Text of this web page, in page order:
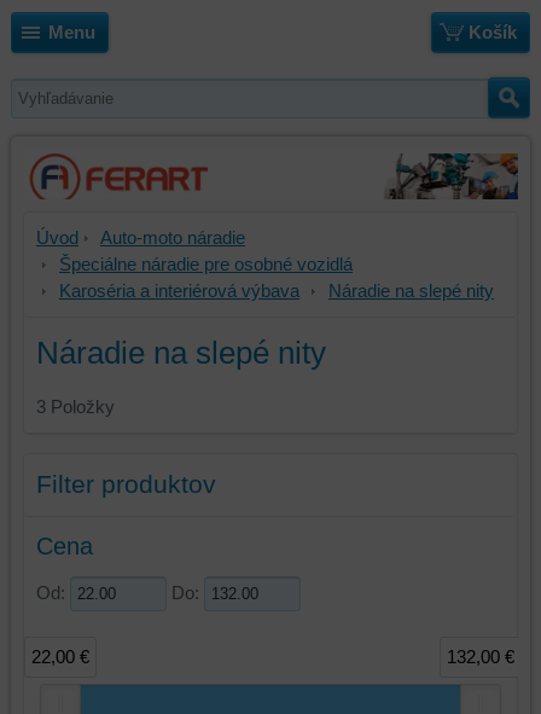
Menu Košík
Úvod
Auto-moto náradie
Špeciálne náradie pre osobné vozidlá
Karoséria a interiérová výbava
Náradie na slepé nity
Náradie na slepé nity
3 Položky
Filter produktov
Cena
Od: Do:
22,00 € 132,00 €